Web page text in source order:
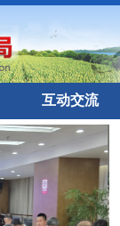
互动交流